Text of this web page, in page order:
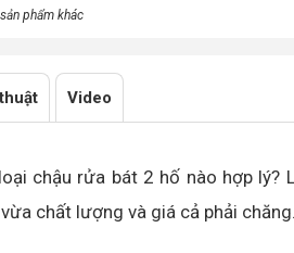
phẩm khác
Video
chậu rửa bát 2 hố nào hợp lý?
chất lượng và giá cả phải chăng.